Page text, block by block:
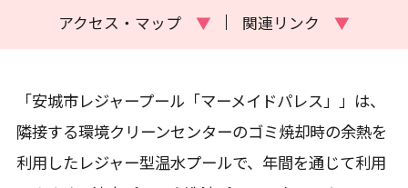
アクセス・マップ
▼ 関連リンク ▼
「安城市レジャープール「マーメイドパレス」」は、
隣接する環境クリーンセンターのゴミ焼却時の余熱を
利用したレジャー型温水プールで、年間を通じて利用